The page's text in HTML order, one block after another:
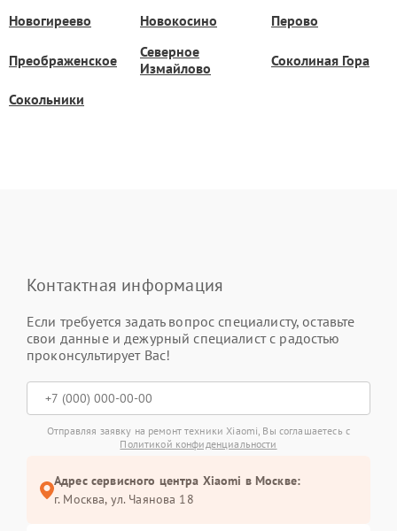
Новогиреево Новокосино Перово
Преображенское
Северное
Измайлово
Соколиная Гора
Сокольники
Контактная информация
Если требуется задать вопрос специалисту, оставьте
свои данные и дежурный специалист с радостью
проконсультирует Вас!
Отправляя заявку на ремонт техники Xiaomi, Вы соглашаетесь с
Политикой конфиденциальности
Адрес сервисного центра Xiaomi в Москве:
г. Москва, ул. Чаянова 18